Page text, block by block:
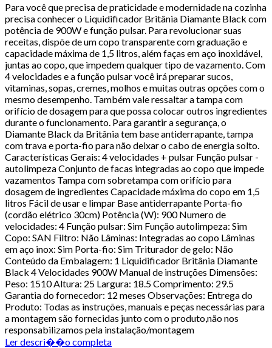
Para você que precisa de praticidade e modernidade na cozinha
precisa conhecer o Liquidificador Britânia Diamante Black com
potência de 900W e função pulsar. Para revolucionar suas
receitas, dispõe de um copo transparente com graduação e
capacidade máxima de 1,5 litros, além faças em aço inoxidável,
juntas ao copo, que impedem qualquer tipo de vazamento. Com
4 velocidades e a função pulsar você irá preparar sucos,
vitaminas, sopas, cremes, molhos e muitas outras opções com o
mesmo desempenho. Também vale ressaltar a tampa com
orifício de dosagem para que possa colocar outros ingredientes
durante o funcionamento. Para garantir a segurança, o
Diamante Black da Britânia tem base antiderrapante, tampa
com trava e porta-fio para não deixar o cabo de energia solto.
Características Gerais: 4 velocidades + pulsar Função pulsar -
autolimpeza Conjunto de facas integradas ao copo que impede
vazamentos Tampa com sobretampa com orifício para
dosagem de ingredientes Capacidade máxima do copo em 1,5
litros Fácil de usar e limpar Base antiderrapante Porta-fio
(cordão elétrico 30cm) Potência (W): 900 Numero de
velocidades: 4 Função pulsar: Sim Função autolimpeza: Sim
Copo: SAN Filtro: Não Lâminas: Integradas ao copo Lâminas
em aço inox: Sim Porta-fio: Sim Triturador de gelo: Não
Conteúdo da Embalagem: 1 Liquidificador Britânia Diamante
Black 4 Velocidades 900W Manual de instruções Dimensões:
Peso: 1510 Altura: 25 Largura: 18.5 Comprimento: 29.5
Garantia do fornecedor: 12 meses Observações: Entrega do
Produto: Todas as instruções, manuais e peças necessárias para
a montagem são fornecidas junto com o produto,não nos
responsabilizamos pela instalação/montagem
Ler descri��o completa